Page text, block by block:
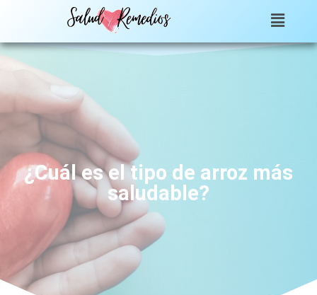
¿Cuál es el tipo de arroz más
saludable?